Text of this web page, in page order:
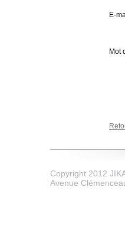
E-
Mot
Copyright 2012
Avenue